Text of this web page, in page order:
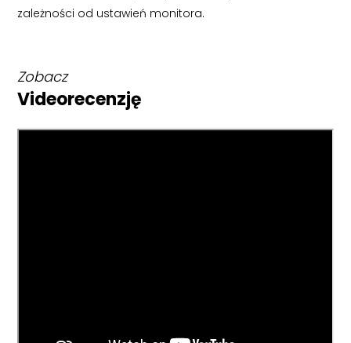
zależności od ustawień monitora.
Zobacz
Videorecenzję